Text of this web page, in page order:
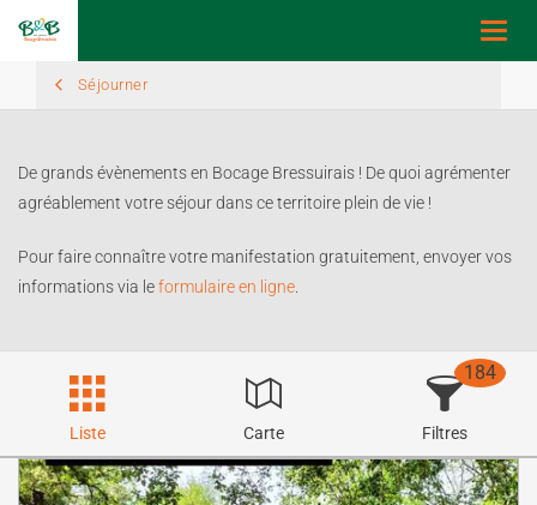
Séjourner
De grands évènements en Bocage Bressuirais ! De quoi agrémenter
agréablement votre séjour dans ce territoire plein de vie !
Pour faire connaître votre manifestation gratuitement, envoyer vos
informations via leformulaire en ligne
Liste Carte Filtres
184